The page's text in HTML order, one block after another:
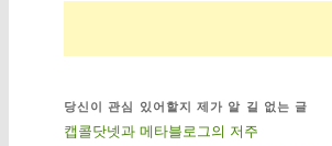
당신이 관심 있어할지 제가 알 길 없는 글
캡콜닷넷과 메타블로그의 저주